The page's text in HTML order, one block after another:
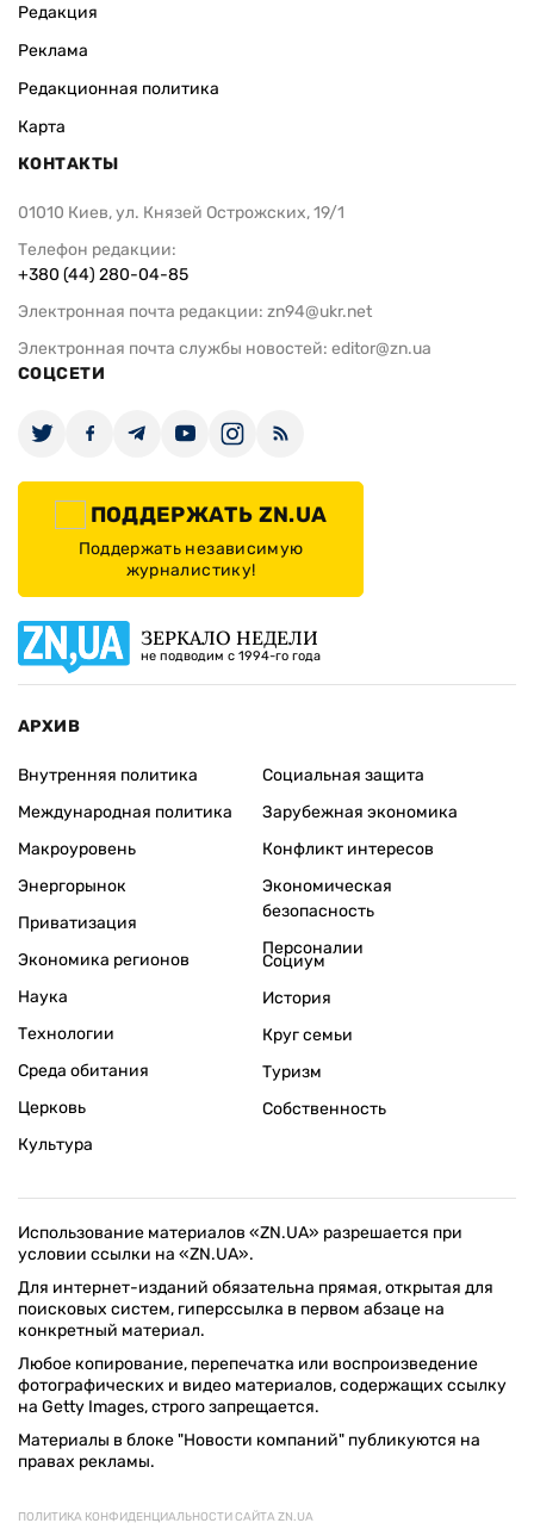
Редакция
Реклама
Редакционная политика
Карта
КОНТАКТЫ
01010 Киев, ул. Князей Острожских, 19/1
Телефон редакции:
+380 (44) 280-04-85
Электронная почта редакции: zn94@ukr.net
Электронная почта службы новостей: editor@zn.ua
СОЦСЕТИ
ПОДДЕРЖАТЬ ZN.UA
Поддержать независимую
журналистику!
ЗЕРКАЛО НЕДЕЛИ
не подводим с 1994-го года
АРХИВ
Внутренняя политика
Международная политика
Макроуровень
Энергорынок
Приватизация
Экономика регионов
Социальная защита
Зарубежная экономика
Конфликт интересов
Экономическая
безопасность
Персоналии
Наука
Технологии
Среда обитания
Церковь
Культура
Социум
История
Круг семьи
Туризм
Собственность
Использование материалов «ZN.UA» разрешается при
условии ссылки на «ZN.UA».
Для интернет-изданий обязательна прямая, открытая для
поисковых систем, гиперссылка в первом абзаце на
конкретный материал.
Любое копирование, перепечатка или воспроизведение
фотографических и видео материалов, содержащих ссылку
на Getty Images, строго запрещается.
Материалы в блоке "Новости компаний" публикуются на
правах рекламы.
ПОЛИТИКА КОНФИДЕНЦИАЛЬНОСТИ САЙТА ZN.UA